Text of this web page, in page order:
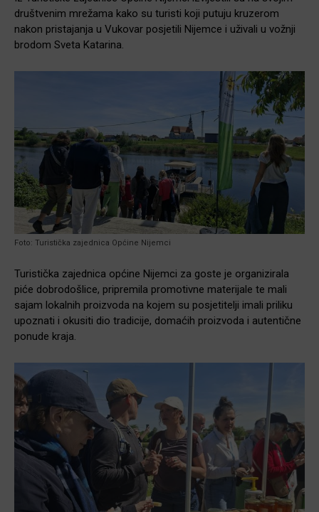
društvenim mrežama kako su turisti koji putuju kruzerom
nakon pristajanja u Vukovar posjetili Nijemce i uživali u vožnji
brodom Sveta Katarina.
Foto: Turistička zajednica Općine Nijemci
Turistička zajednica općine Nijemci za goste je organizirala
piće dobrodošlice, pripremila promotivne materijale te mali
sajam lokalnih proizvoda na kojem su posjetitelji imali priliku
upoznati i okusiti dio tradicije, domaćih proizvoda i autentične
ponude kraja.